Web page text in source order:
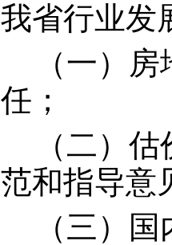
我省行业发
（一）
任；
（二）
范和指导意
（三）